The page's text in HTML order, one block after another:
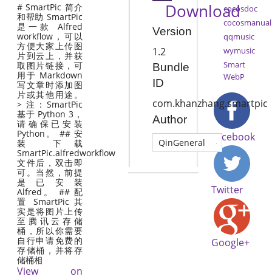
# SmartPic 简介
和帮助 SmartPic
是一款 Alfred
workflow，可以
方便大家上传图
片到云上，并获
取图片链接，可
用于 Markdown
写文章时添加图
片或其他用途。
> 注：SmartPic
基于 Python 3，
请确保已安装
Python。 ## 安
装 下载
SmartPic.alfredworkflow
文件后，双击即
可。当然，前提
是已安装
Alfred。 ## 配
置 SmartPic 其
实是将图片上传
至腾讯云存储
桶，所以你需要
自行申请免费的
存储桶，并将存
储桶相
View on
Download
Version
1.2
Bundle
ID
com.khanzhang.smartpic
Author
QinGeneral
cocosdoc
cocosmanual
qqmusic
wymusic
Smart
WebP
Facebook
Twitter
Google+